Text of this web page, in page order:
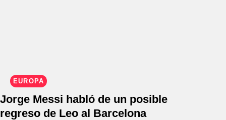
EUROPA
Jorge Messi habló de un posible
regreso de Leo al Barcelona